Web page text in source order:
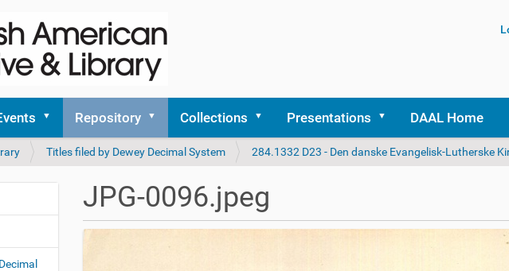
Repository Collections Presentations DAAL Home
Titles filed by Dewey Decimal System 284.1332 D23 - Den danske Evangelisk-Lutherske
JPG-0096.jpeg